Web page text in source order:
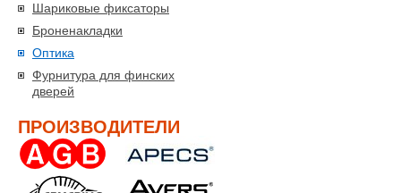
Шариковые фиксаторы
Броненакладки
Оптика
Фурнитура для финских
дверей
ПРОИЗВОДИТЕЛИ